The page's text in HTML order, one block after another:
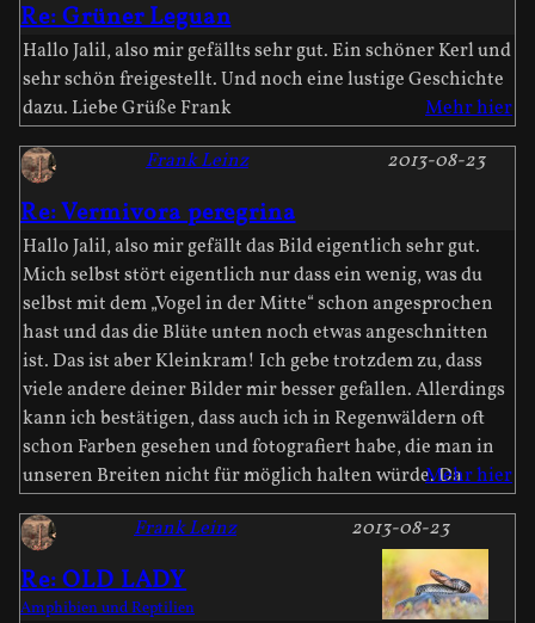
Re: Grüner Leguan
Hallo Jalil, also mir gefällts sehr gut. Ein schöner Kerl und
sehr schön freigestellt. Und noch eine lustige Geschichte
dazu. Liebe Grüße Frank
Mehr hier
Re: Vermivora peregrina
2013-08-23
Frank Leinz
Hallo Jalil, also mir gefällt das Bild eigentlich sehr gut.
Mich selbst stört eigentlich nur dass ein wenig, was du
selbst mit dem „Vogel in der Mitte“ schon angesprochen
hast und das die Blüte unten noch etwas angeschnitten
ist. Das ist aber Kleinkram! Ich gebe trotzdem zu, dass
viele andere deiner Bilder mir besser gefallen. Allerdings
kann ich bestätigen, dass auch ich in Regenwäldern oft
schon Farben gesehen und fotografiert habe, die man in
unseren Breiten nicht für möglich halten würde. DaMehr hier
Re: OLD LADY
2013-08-23
Frank Leinz
Amphibien und Reptilien